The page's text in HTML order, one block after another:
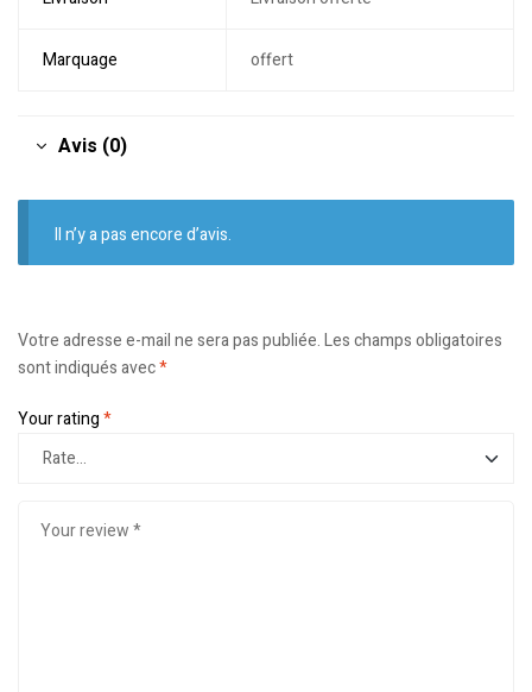
Marquage offert
Avis (0)
Il n’y a pas encore d’avis.
Votre adresse e-mail ne sera pas publiée.Les champs obligatoires
sont indiqués avec*
Your rating*